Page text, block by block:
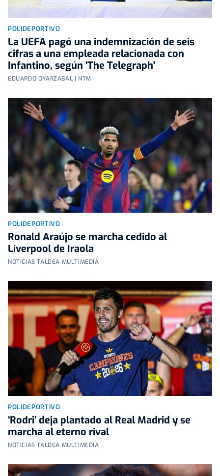
POLIDEPORTIVO
La UEFA pagó una indemnización de seis
cifras a una empleada relacionada con
Infantino, según 'The Telegraph'
EDUARDO OYARZABAL | NTM
POLIDEPORTIVO
Ronald Araújo se marcha cedido al
Liverpool de Iraola
NOTICIAS TALDEA MULTIMEDIA
POLIDEPORTIVO
‘Rodri’ deja plantado al Real Madrid y se
marcha al eterno rival
NOTICIAS TALDEA MULTIMEDIA